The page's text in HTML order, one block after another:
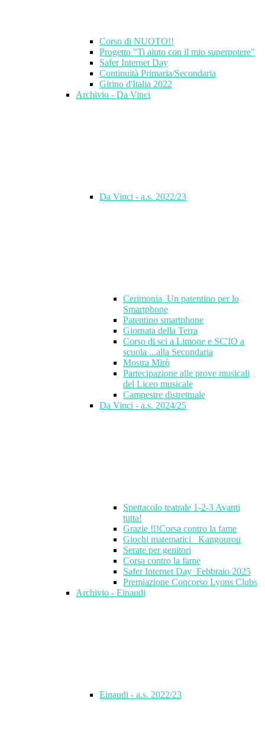
Corso di NUOTO!!
Progetto "Ti aiuto con il mio superpotere"
Safer Internet Day
Continuità Primaria/Secondaria
Girino d'Italia 2022
Archivio - Da Vinci
Da Vinci - a.s. 2022/23
Cerimonia_Un patentino per lo
Smartphone
Patentino smartphone
Giornata della Terra
Corso di sci a Limone e SC'IO a
scuola ...alla Secondaria
Mostra Mirò
Partecipazione alle prove musicali
del Liceo musicale
Campestre distrettuale
Da Vinci - a.s. 2024/25
Spettacolo teatrale 1-2-3 Avanti
tutta!
Grazie !!!Corsa contro la fame
Giochi matematici_ Kangourou
Serate per genitori
Corsa contro la fame
Safer Internet Day_Febbraio 2025
Premiazione Concorso Lyons Clubs
Archivio - Einaudi
Einaudi - a.s. 2022/23